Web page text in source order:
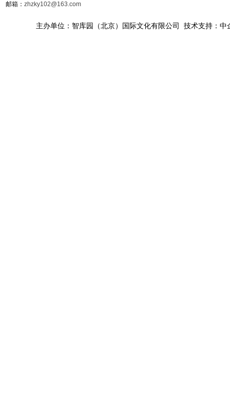
邮箱： zhzky102@163.com
主办单位：智库园（北京）国际文化有限公司 技术支持：